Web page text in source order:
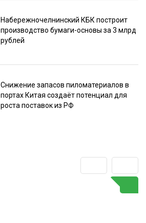
Набережночелнинский КБК построит
производство бумаги-основы за 3 млрд
рублей
Снижение запасов пиломатериалов в
портах Китая создаёт потенциал для
роста поставок из РФ